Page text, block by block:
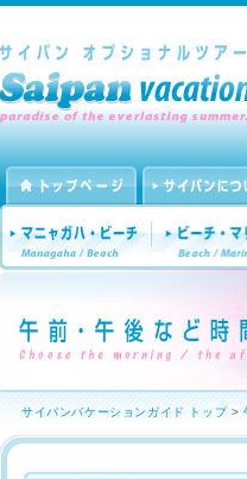
サイパンバケーションガイド トップ>